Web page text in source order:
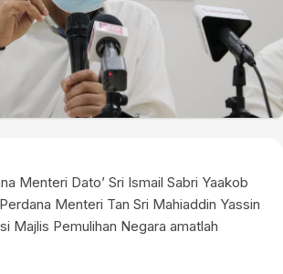
Menteri Dato’ Sri Ismail Sabri Yaakob
Menteri Tan Sri Mahiaddin Yassin
Majlis Pemulihan Negara amatlah